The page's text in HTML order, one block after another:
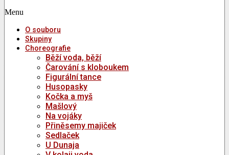
Menu
O souboru
Skupiny
Choreografie
Běží voda, běží
Čarování s kloboukem
Figurální tance
Husopasky
Kočka a myš
Mašlový
Na vojáky
Přiněsemy majiček
Sedlaček
U Dunaja